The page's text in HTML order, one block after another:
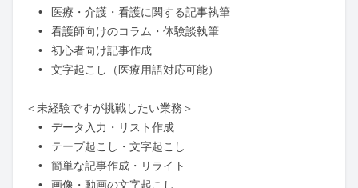
＜未経験ですが挑戦したい業務＞